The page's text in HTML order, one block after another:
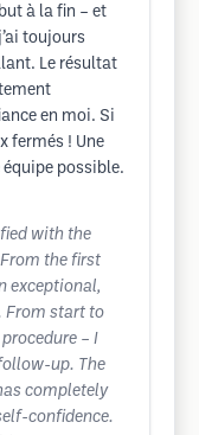
à la fin – et
toujours
Le résultat
en moi. Si
fermés ! Une
possible.
with the
the first
exceptional,
From start to
– I
up. The
completely
confidence.